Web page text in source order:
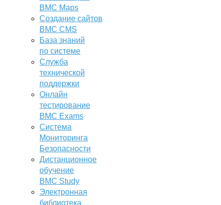
BMC Maps
Создание сайтов
BMC CMS
База знаний
по системе
Служба
технической
поддержки
Онлайн
тестирование
BMC Exams
Система
Мониторинга
Безопасности
Дистанционное
обучение
BMC Study
Электронная
библиотека